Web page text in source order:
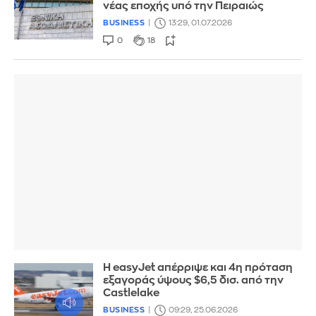
νέας εποχής υπό την Πειραιώς
BUSINESS 13:29, 01.07.2026
0 18
Η easyJet απέρριψε και 4η πρόταση
εξαγοράς ύψους $6,5 δισ. από την
Castlelake
BUSINESS 09:29, 25.06.2026